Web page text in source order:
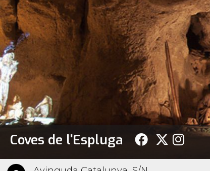
Coves de l'Espluga